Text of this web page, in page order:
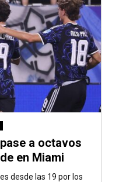
a octavos
en Miami
desde las 19 por los